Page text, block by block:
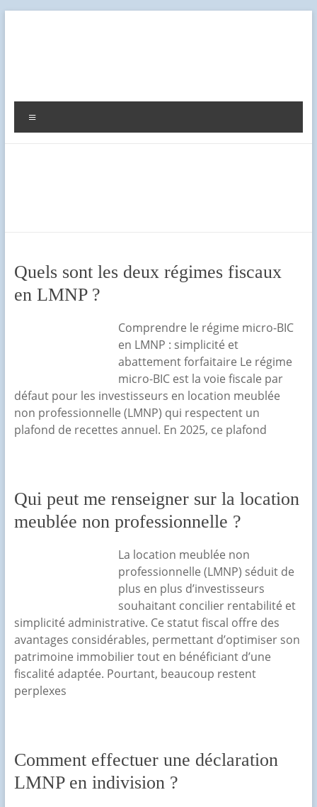
Diag
Expert
Quels sont les deux régimes fiscaux
en LMNP ?
Comprendre le régime micro-BIC
en LMNP : simplicité et
abattement forfaitaire Le régime
micro-BIC est la voie fiscale par
défaut pour les investisseurs en location meublée
non professionnelle (LMNP) qui respectent un
plafond de recettes annuel. En 2025, ce plafond
Qui peut me renseigner sur la location
meublée non professionnelle ?
La location meublée non
professionnelle (LMNP) séduit de
plus en plus d’investisseurs
souhaitant concilier rentabilité et
simplicité administrative. Ce statut fiscal offre des
avantages considérables, permettant d’optimiser son
patrimoine immobilier tout en bénéficiant d’une
fiscalité adaptée. Pourtant, beaucoup restent
perplexes
Comment effectuer une déclaration
LMNP en indivision ?